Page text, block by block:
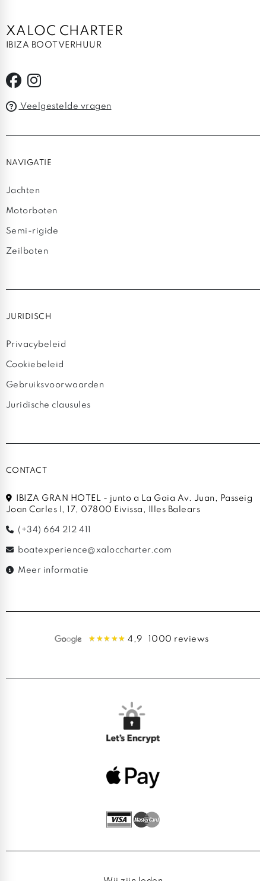
XALOC CHARTER
IBIZA BOOTVERHUUR
Veelgestelde vragen
NAVIGATIE
Jachten
Motorboten
Semi-rigide
Zeilboten
JURIDISCH
Privacybeleid
Cookiebeleid
Gebruiksvoorwaarden
Juridische clausules
CONTACT
IBIZA GRAN HOTEL - junto a La Gaia Av. Juan, Passeig
Joan Carles I, 17, 07800 Eivissa, Illes Balears
(+34) 664 212 411
boatexperience@xaloccharter.com
Meer informatie
4,9 1000 reviews